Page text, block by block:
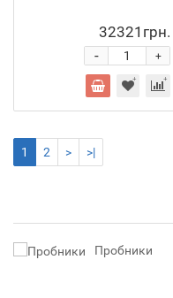
32321грн.
+
-
1 2 > >|
Пробники